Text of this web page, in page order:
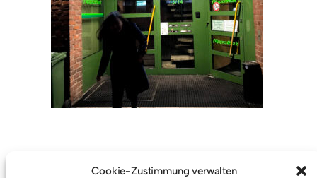
Cookie-Zustimmung verwalten